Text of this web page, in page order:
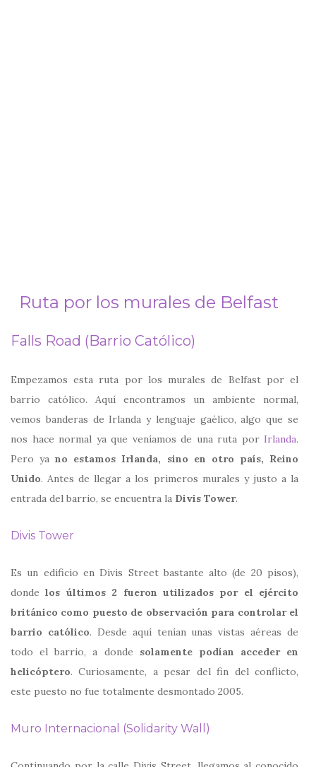
Ruta por los murales de Belfast
Falls Road (Barrio Católico)
Empezamos esta ruta por los murales de Belfast por el
barrio católico. Aquí encontramos un ambiente normal,
vemos banderas de Irlanda y lenguaje gaélico, algo que se
nos hace normal ya que veníamos de una ruta por Irlanda.
Pero yano estamos Irlanda, sino en otro país, Reino
Unido. Antes de llegar a los primeros murales y justo a la
entrada del barrio, se encuentra la Divis Tower.
Divis Tower
Es un edificio en Divis Street bastante alto (de 20 pisos),
dondelos últimos 2 fueron utilizados por el ejército
británico como puesto de observación para controlar el
barrio católico. Desde aquí tenían unas vistas aéreas de
todo el barrio, a donde solamente podían acceder en
helicóptero. Curiosamente, a pesar del fin del conflicto,
este puesto no fue totalmente desmontado 2005.
Muro Internacional (Solidarity Wall)